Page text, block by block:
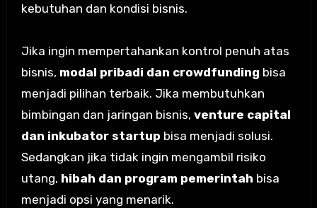
kebutuhan dan kondisi bisnis.
Jika ingin mempertahankan kontrol penuh atas
bisnis, modal pribadi dan crowdfunding bisa
menjadi pilihan terbaik. Jika membutuhkan
bimbingan dan jaringan bisnis, venture capital
dan inkubator startup bisa menjadi solusi.
Sedangkan jika tidak ingin mengambil risiko
utang, hibah dan program pemerintah bisa
menjadi opsi yang menarik.